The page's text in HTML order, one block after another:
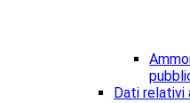
Dati relativi